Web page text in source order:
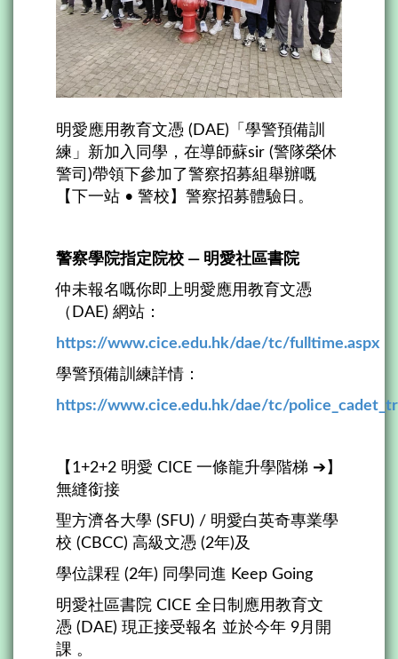
明愛應用教育文憑 (DAE)「學警預備訓
練」新加入同學，在導師蘇sir (警隊榮休
警司)帶領下參加了警察招募組舉辦嘅
【下一站 • 警校】警察招募體驗日。
警察學院指定院校 — 明愛社區書院
仲未報名嘅你即上明愛應用教育文憑
（DAE) 網站：
https://www.cice.edu.hk/dae/tc/fulltime.aspx
學警預備訓練詳情：
https://www.cice.edu.hk/dae/tc/
【1+2+2 明愛 CICE 一條龍升學階梯 ➔】
無縫銜接
聖方濟各大學 (SFU) / 明愛白英奇專業學
校 (CBCC) 高級文憑 (2年)及
學位課程 (2年) 同學同進 Keep Going
明愛社區書院 CICE 全日制應用教育文
憑 (DAE) 現正接受報名 並於今年 9月開
課 。